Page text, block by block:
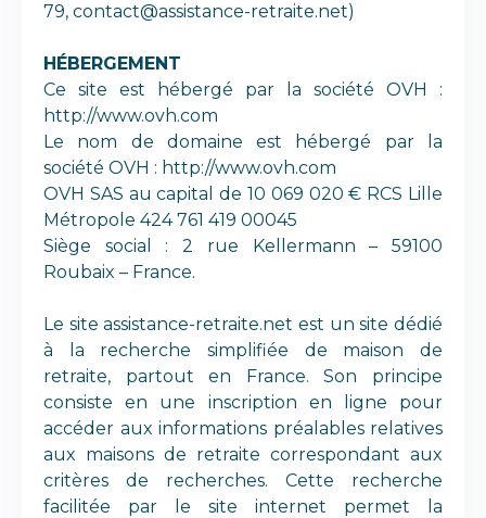
79, contact@assistance-retraite.net)
HÉBERGEMENT
Ce site est hébergé par la société OVH :
http://www.ovh.com
Le nom de domaine est hébergé par la
société OVH : http://www.ovh.com
OVH SAS au capital de 10 069 020 € RCS Lille
Métropole 424 761 419 00045
Siège social : 2 rue Kellermann – 59100
Roubaix – France.
Le site assistance-retraite.net est un site dédié
à la recherche simplifiée de maison de
retraite, partout en France. Son principe
consiste en une inscription en ligne pour
accéder aux informations préalables relatives
aux maisons de retraite correspondant aux
critères de recherches. Cette recherche
facilitée par le site internet permet la